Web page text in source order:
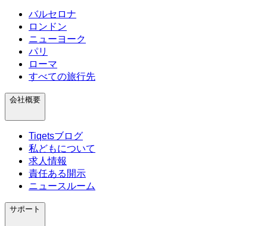
バルセロナ
ロンドン
ニューヨーク
パリ
ローマ
すべての旅行先
会社概要
Tiqetsブログ
私どもについて
求人情報
責任ある開示
ニュースルーム
サポート